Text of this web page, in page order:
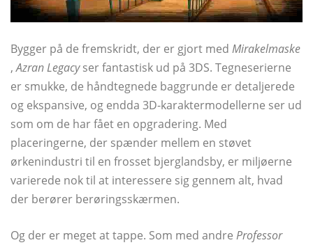
Bygger på de fremskridt, der er gjort med Mirakelmaske
,Azran Legacyser fantastisk ud på 3DS. Tegneserierne
er smukke, de håndtegnede baggrunde er detaljerede
og ekspansive, og endda 3D-karaktermodellerne ser ud
som om de har fået en opgradering. Med
placeringerne, der spænder mellem en støvet
ørkenindustri til en frosset bjerglandsby, er miljøerne
varierede nok til at interessere sig gennem alt, hvad
der berører berøringsskærmen.
Og der er meget at tappe. Som med andre Professor